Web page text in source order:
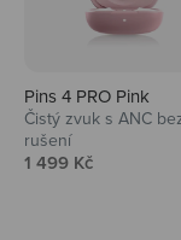
Pins 4 PRO Pink
Čistý zvuk s ANC
rušení
Prodejní cena
1 499 Kč